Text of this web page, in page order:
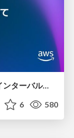
Amazon CloudWatchのメトリクスインターバルについて / Metrics interval matters
6 580